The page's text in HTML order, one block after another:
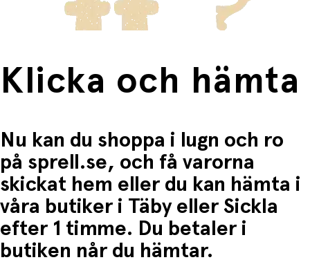
Klicka och hämta
Nu kan du shoppa i lugn och ro
på sprell.se, och få varorna
skickat hem eller du kan hämta i
våra butiker i Täby eller Sickla
efter 1 timme. Du betaler i
butiken når du hämtar.